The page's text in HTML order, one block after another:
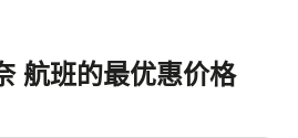
航班的最优惠价格